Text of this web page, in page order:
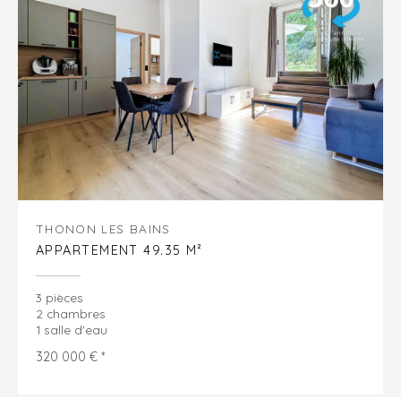
THONON LES BAINS
APPARTEMENT 49.35 M²
3 pièces
2 chambres
1 salle d'eau
320 000 € *